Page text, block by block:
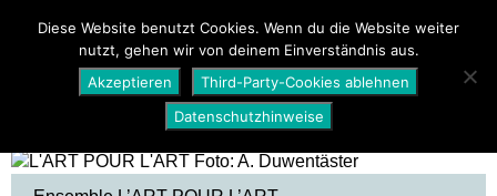
PROGRAMM ÜBER UNS NEWS
Diese Website benutzt Cookies. Wenn du die Website weiter
nutzt, gehen wir von deinem Einverständnis aus.
Akzeptieren
Third-Party-Cookies ablehnen
Datenschutzhinweise